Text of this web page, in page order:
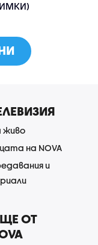
живо
на NOVA
и
ОТ